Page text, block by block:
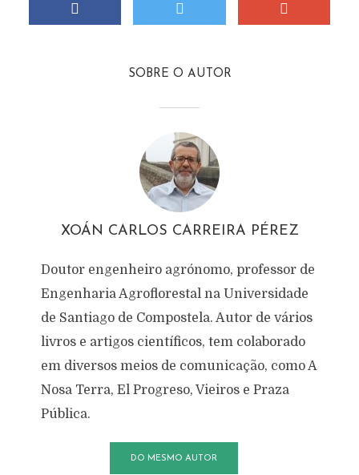
SOBRE O AUTOR
XOÁN CARLOS CARREIRA PÉREZ
Doutor engenheiro agrónomo, professor de
Engenharia Agroflorestal na Universidade
de Santiago de Compostela. Autor de vários
livros e artigos científicos, tem colaborado
em diversos meios de comunicação, como A
Nosa Terra, El Progreso, Vieiros e Praza
Pública.
DO MESMO AUTOR